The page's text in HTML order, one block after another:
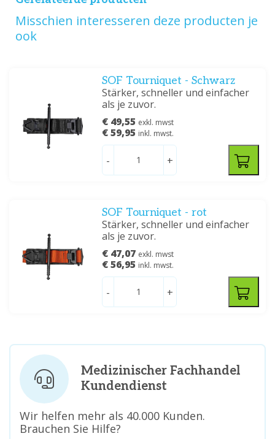
Misschien interesseren deze producten je
ook
SOF Tourniquet - Schwarz
Stärker, schneller und einfacher
als je zuvor.
€ 49,55 exkl. mwst
€ 59,95 inkl. mwst.
- +
SOF Tourniquet - rot
Stärker, schneller und einfacher
als je zuvor.
€ 47,07 exkl. mwst
€ 56,95 inkl. mwst.
- +
Medizinischer Fachhandel
Kundendienst
Wir helfen mehr als 40.000 Kunden.
Brauchen Sie Hilfe?